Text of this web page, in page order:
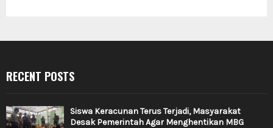
RECENT POSTS
Siswa Keracunan Terus Terjadi, Masyarakat
Desak Pemerintah Agar Menghentikan MBG